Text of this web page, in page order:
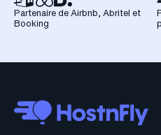
Partenaire de Airbnb, Abritel et
Booking